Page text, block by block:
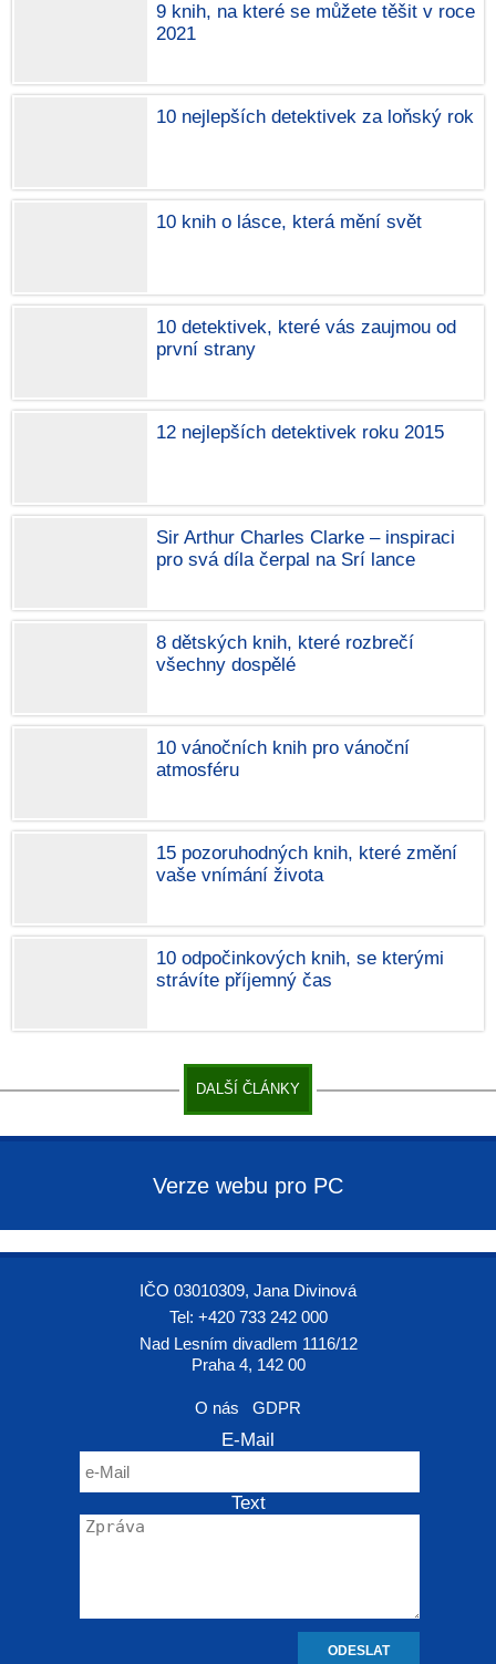
9 knih, na které se můžete těšit v roce
2021
10 nejlepších detektivek za loňský rok
10 knih o lásce, která mění svět
10 detektivek, které vás zaujmou od
první strany
12 nejlepších detektivek roku 2015
Sir Arthur Charles Clarke – inspiraci
pro svá díla čerpal na Srí lance
8 dětských knih, které rozbrečí
všechny dospělé
10 vánočních knih pro vánoční
atmosféru
15 pozoruhodných knih, které změní
vaše vnímání života
10 odpočinkových knih, se kterými
strávíte příjemný čas
DALŠÍ ČLÁNKY
Verze webu pro PC
IČO 03010309, Jana Divinová
Tel: +420 733 242 000
Nad Lesním divadlem 1116/12
Praha 4, 142 00
O nás GDPR
E-Mail
Text
ODESLAT